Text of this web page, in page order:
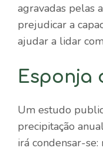
agravadas pelas
prejudicar a
ajudar a lidar
Esponja
Um estudo
precipitação
irá condensar-se: